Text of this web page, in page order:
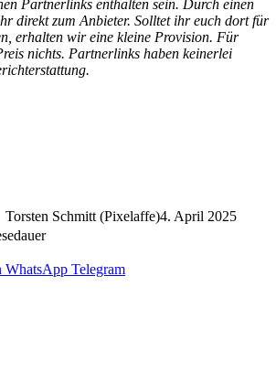
Partnerlinks enthalten sein. Durch einen
direkt zum Anbieter. Solltet ihr euch dort für
erhalten wir eine kleine Provision. Für
nichts. Partnerlinks haben keinerlei
Torsten Schmitt (Pixelaffe)4. April 2025
WhatsApp Telegram